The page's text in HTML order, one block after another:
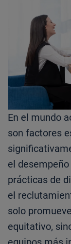
En el mundo
son factores
el
prácticas de
el
solo
equitativo,